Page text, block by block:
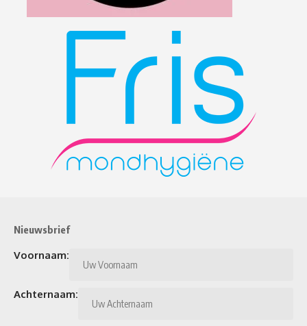
Nieuwsbrief
Voornaam:
Achternaam: